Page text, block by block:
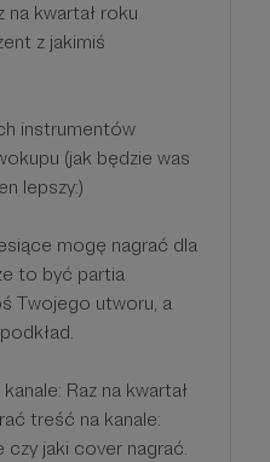
na kwartał roku
z jakimiś
instrumentów
(jak będzie was
lepszy:)
mogę nagrać dla
to być partia
Twojego utworu, a
Raz na kwartał
treść na kanale:
jaki cover nagrać.